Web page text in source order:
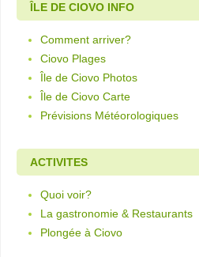
ÎLE DE CIOVO INFO
Comment arriver?
Ciovo Plages
Île de Ciovo Photos
Île de Ciovo Carte
Prévisions Météorologiques
ACTIVITES
Quoi voir?
La gastronomie & Restaurants
Plongée à Ciovo